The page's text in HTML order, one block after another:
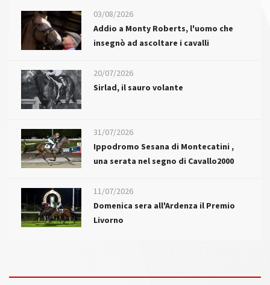
03/08/2026
Addio a Monty Roberts, l'uomo che
insegnò ad ascoltare i cavalli
20/07/2026
Sirlad, il sauro volante
31/07/2026
Ippodromo Sesana di Montecatini ,
una serata nel segno di Cavallo2000
11/07/2026
Domenica sera all'Ardenza il Premio
Livorno